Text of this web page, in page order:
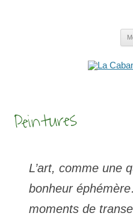
La Cabane du Marais
Peintures
L’art, comme une
bonheur
moments de